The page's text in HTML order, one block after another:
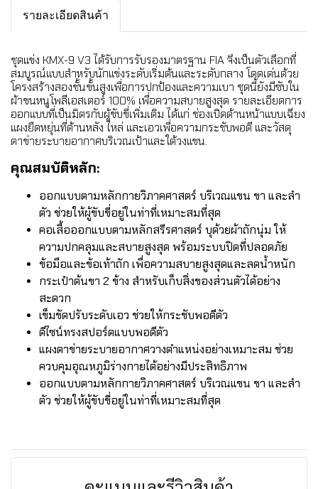
รายละเอียดสินค้า
ชุดแข่ง KMX-9 V3 ได้รับการรับรองมาตรฐาน FIA จึงเป็นตัวเลือกที่
สมบูรณ์แบบสำหรับนักแข่งระดับเริ่มต้นและระดับกลาง โดดเด่นด้วย
โครงสร้างสองชั้นขั้นสูงเพื่อการปกป้องและความเบา ชุดนี้ยังมีซับใน
ผ้าขนหนูโพลีเอสเตอร์ 100% เพื่อความสบายสูงสุด รายละเอียดการ
ออกแบบที่เป็นมิตรกับผู้ขับขี่เพิ่มเติม ได้แก่ ช่องเปิดด้านหน้าแบบเฉียง
แผงยืดหยุ่นที่ด้านหลัง ไหล่ และเอวเพื่อความกระชับพอดี และวัสดุ
ตาข่ายระบายอากาศบริเวณเป้าและใต้วงแขน.
คุณสมบัติหลัก:
ออกแบบตามหลักกายวิภาคศาสตร์ บริเวณแขน ขา และลำ
ตัว ช่วยให้ผู้ขับขี่อยู่ในท่าที่เหมาะสมที่สุด
คอเสื้อออกแบบตามหลักสรีรศาสตร์ บุด้วยผ้าถักนุ่ม ให้
ความปกคลุมและสบายสูงสุด พร้อมระบบปิดที่ปลอดภัย
ข้อมือและข้อเท้าถัก เพื่อความสบายสูงสุดและลดน้ำหนัก
กระเป๋าต้นขา 2 ข้าง สำหรับเก็บสิ่งของส่วนตัวได้อย่าง
สะดวก
เข็มขัดปรับระดับเอว ช่วยให้กระชับพอดีตัว
ดีไซน์ทรงสปอร์ตแบบพอดีตัว
แผงตาข่ายระบายอากาศวางตำแหน่งอย่างเหมาะสม ช่วย
ควบคุมอุณหภูมิร่างกายได้อย่างมีประสิทธิภาพ
ออกแบบตามหลักกายวิภาคศาสตร์ บริเวณแขน ขา และลำ
ตัว ช่วยให้ผู้ขับขี่อยู่ในท่าที่เหมาะสมที่สุด